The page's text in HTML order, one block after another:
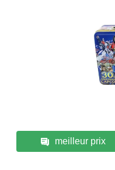
meilleur prix